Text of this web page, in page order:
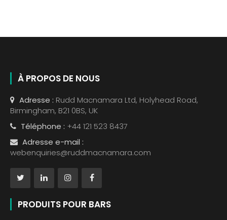
À PROPOS DE NOUS
Adresse : Rudd Macnamara Ltd, Holyhead Road,
Birmingham, B21 0BS, UK
Téléphone : +44 121 523 8437
Adresse e-mail :
webenquiries@ruddmacnamara.com
PRODUITS POUR BARS